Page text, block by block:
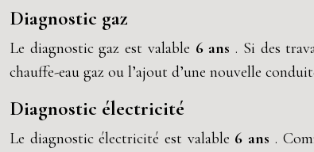
Diagnostic gaz
Le diagnostic gaz est valable 6 ans. Si des
chauffe-eau gaz ou l’ajout d’une nouvelle
Diagnostic électricité
Le diagnostic électricité est valable 6 ans .